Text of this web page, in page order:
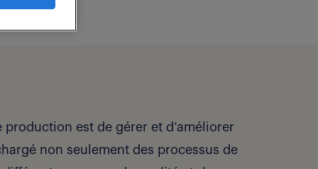
est de gérer et d’améliorer
non seulement des processus de